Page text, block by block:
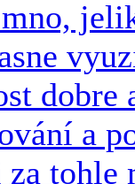
dobre
a
tohle